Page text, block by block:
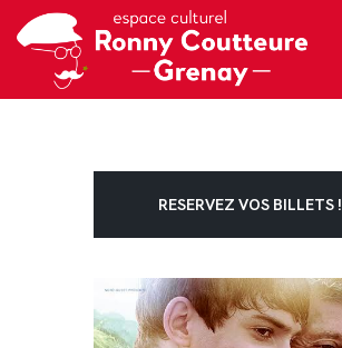
RESERVEZ VOS BILLETS !